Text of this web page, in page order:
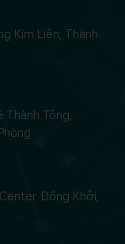
Kim Liên, Thành
Thành Tông,
Đồng Khởi,